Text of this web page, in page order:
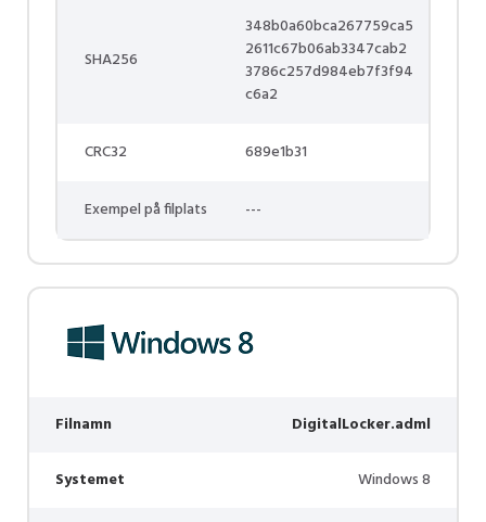
SHA256
348b0a60bca267759ca5
2611c67b06ab3347cab2
3786c257d984eb7f3f94
c6a2
CRC32 689e1b31
Exempel på filplats ---
Filnamn DigitalLocker.adml
Systemet Windows 8